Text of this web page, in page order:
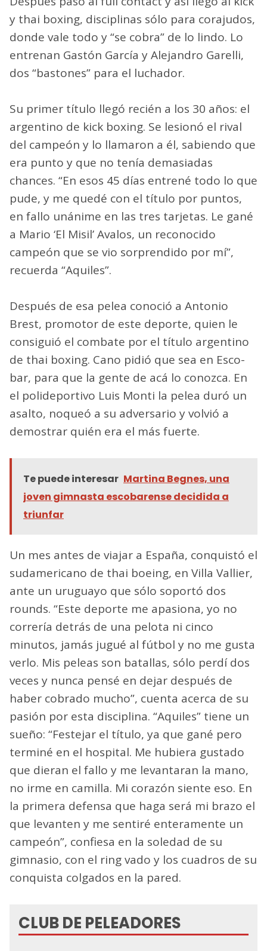
y thai boxing, disciplinas sólo para corajudos,
donde vale todo y “se cobra” de lo lindo. Lo
entrenan Gastón García y Alejandro Garelli,
dos “bastones” para el luchador.
Su primer título llegó recién a los 30 años: el
argentino de kick boxing. Se lesionó el rival
del campeón y lo llamaron a él, sabiendo que
era punto y que no tenía demasiadas
chances. “En esos 45 días entrené todo lo que
pude, y me quedé con el título por puntos,
en fallo unánime en las tres tarjetas. Le gané
a Mario ‘El Misil’ Avalos, un reconocido
campeón que se vio sorprendido por mí”,
recuerda “Aquiles”.
Después de esa pelea conoció a Antonio
Brest, promotor de este deporte, quien le
consiguió el combate por el título argentino
de thai boxing. Cano pidió que sea en Esco­
bar, para que la gente de acá lo conozca. En
el polideportivo Luis Monti la pelea duró un
asalto, noqueó a su adversario y volvió a
demostrar quién era el más fuerte.
Te puede interesar Martina Begnes, una
joven gimnasta escobarense decidida a
triunfar
Un mes antes de viajar a España, conquistó el
sudamericano de thai boeing, en Villa Vallier,
ante un uruguayo que sólo soportó dos
rounds. “Este deporte me apasiona, yo no
correría detrás de una pelota ni cinco
minutos, jamás jugué al fútbol y no me gusta
verlo. Mis peleas son batallas, sólo perdí dos
veces y nunca pensé en dejar después de
haber cobrado mucho”, cuenta acerca de su
pasión por esta disciplina. “Aquiles” tiene un
sueño: “Festejar el título, ya que gané pero
terminé en el hospital. Me hubiera gustado
que dieran el fallo y me levantaran la mano,
no irme en camilla. Mi corazón siente eso. En
la primera defensa que haga será mi brazo el
que levanten y me sentiré enteramente un
campeón”, confiesa en la soledad de su
gimnasio, con el ring vado y los cuadros de su
conquista colgados en la pared.
CLUB DE PELEADORES